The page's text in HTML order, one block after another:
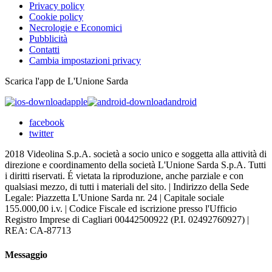
Privacy policy
Cookie policy
Necrologie e Economici
Pubblicità
Contatti
Cambia impostazioni privacy
Scarica l'app de L'Unione Sarda
apple
android
facebook
twitter
2018 Videolina S.p.A. società a socio unico e soggetta alla attività di
direzione e coordinamento della società L'Unione Sarda S.p.A. Tutti
i diritti riservati. É vietata la riproduzione, anche parziale e con
qualsiasi mezzo, di tutti i materiali del sito. | Indirizzo della Sede
Legale: Piazzetta L'Unione Sarda nr. 24 | Capitale sociale
155.000,00 i.v. | Codice Fiscale ed iscrizione presso l'Ufficio
Registro Imprese di Cagliari 00442500922 (P.I. 02492760927) |
REA: CA-87713
Messaggio